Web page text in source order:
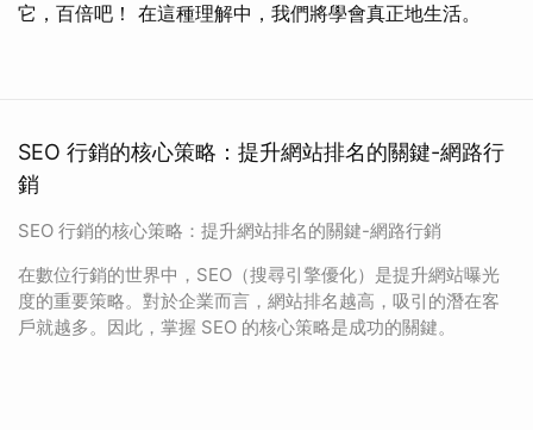
它，百倍吧！ 在這種理解中，我們將學會真正地生活。
SEO 行銷的核心策略：提升網站排名的關鍵-網路行
銷
SEO 行銷的核心策略：提升網站排名的關鍵-網路行銷
在數位行銷的世界中，SEO（搜尋引擎優化）是提升網站曝光
度的重要策略。對於企業而言，網站排名越高，吸引的潛在客
戶就越多。因此，掌握 SEO 的核心策略是成功的關鍵。